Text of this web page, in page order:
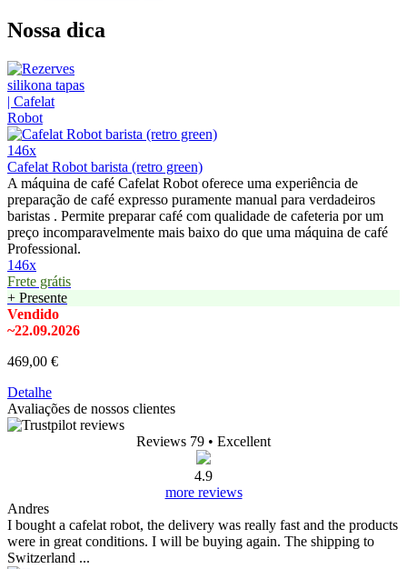
Nossa dica
146x
Cafelat Robot barista (retro green)
A máquina de café Cafelat Robot oferece uma experiência de
preparação de café expresso puramente manual para verdadeiros
baristas . Permite preparar café com qualidade de cafeteria por um
preço incomparavelmente mais baixo do que uma máquina de café
Professional.
146x
Frete grátis
+ Presente
Vendido
~22.09.2026
469,00 €
Detalhe
Avaliações de nossos clientes
Reviews 79 • Excellent
4.9
more reviews
Andres
I bought a cafelat robot, the delivery was really fast and the products
were in great conditions. I will be buying again. The shipping to
Switzerland ...